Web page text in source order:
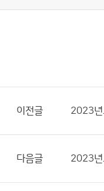
이전글 2023년
다음글 2023년